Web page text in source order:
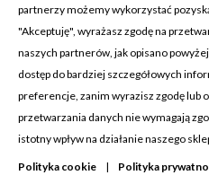
Adres:
Cosmetic4car
Budzisz 73A
39-200 Dębica
Dominik:
Klaudia: +48 730634730
partnerzy możemy wykorzystać
"Akceptuję", wyrażasz zgodę na
naszych partnerów, jak opisano
dostęp do bardziej szczegółowych
preferencje, zanim wyrazisz zgodę lub
przetwarzania danych nie wymagają
istotny wpływ na działanie naszego
Polityka cookie | Polityka